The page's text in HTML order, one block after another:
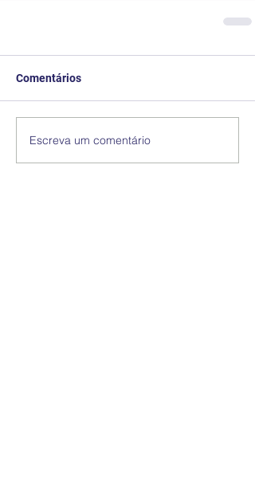
Comentários
Escreva um comentário